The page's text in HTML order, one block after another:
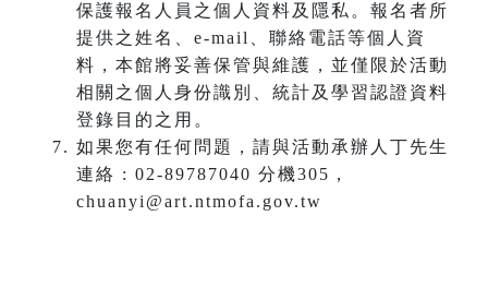
保護報名人員之個人資料及隱私。報名者所
提供之姓名、e-mail、聯絡電話等個人資
料，本館將妥善保管與維護，並僅限於活動
相關之個人身份識別、統計及學習認證資料
登錄目的之用。
如果您有任何問題，請與活動承辦人丁先生
連絡 : 02-89787040 分機305，
chuanyi@art.ntmofa.gov.tw